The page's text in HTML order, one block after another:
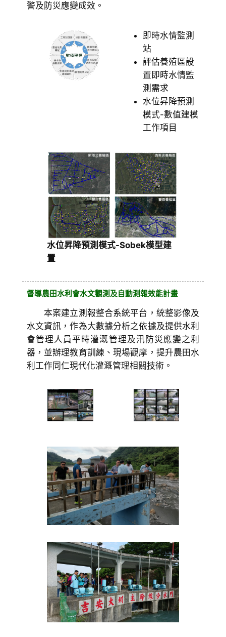
警及防災應變成效。
即時水情監測
站
評估養殖區設
置即時水情監
測需求
水位昇降預測
模式-數值建模
工作項目
水位昇降預測模式-Sobek模型建
置
督導農田水利會水文觀測及自動測報效能計畫
本案建立測報整合系統平台，統整影像及
水文資訊，作為大數據分析之依據及提供水利
會管理人員平時灌溉管理及汛防災應變之利
器，並辦理教育訓練、現場觀摩，提升農田水
利工作同仁現代化灌溉管理相關技術。